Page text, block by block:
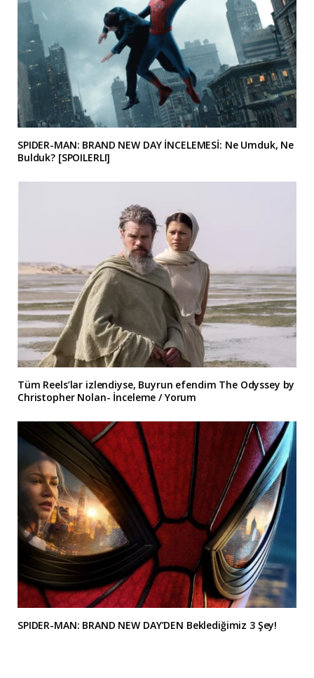
SPIDER-MAN: BRAND NEW DAY İNCELEMESİ: Ne Umduk, Ne
Bulduk? [SPOILERLI]
Tüm Reels’lar izlendiyse, Buyrun efendim The Odyssey by
Christopher Nolan- İnceleme / Yorum
SPIDER-MAN: BRAND NEW DAY’DEN Beklediğimiz 3 Şey!